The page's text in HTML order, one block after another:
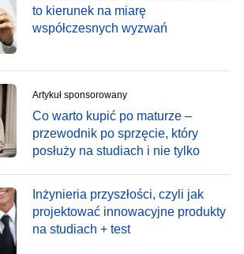
to kierunek na miarę
współczesnych wyzwań
Artykuł sponsorowany
Co warto kupić po maturze –
przewodnik po sprzęcie, który
posłuży na studiach i nie tylko
Inżynieria przyszłości, czyli jak
projektować innowacyjne produkty
na studiach + test